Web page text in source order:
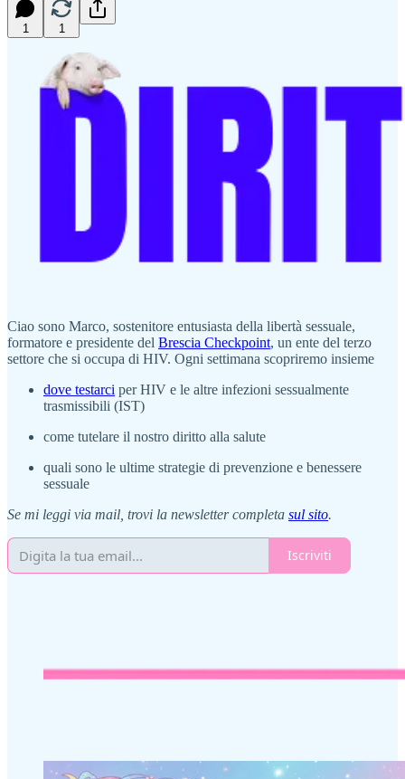
1 1
Ciao sono Marco, sostenitore entusiasta della libertà sessuale,
formatore e presidente del Brescia Checkpoint, un ente del terzo
settore che si occupa di HIV. Ogni settimana scopriremo insieme
dove testarci per HIV e le altre infezioni sessualmente
trasmissibili (IST)
come tutelare il nostro diritto alla salute
quali sono le ultime strategie di prevenzione e benessere
sessuale
Se mi leggi via mail, trovi la newsletter completa sul sito.
Iscriviti